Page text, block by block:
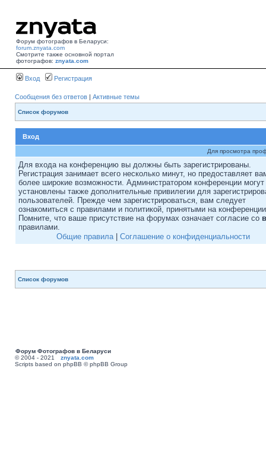
Форум фотографов в Беларуси:
forum.znyata.com
Смотрите также основной портал
фотографов: znyata.com
Вход Регистрация
Сообщения без ответов | Активные темы
Список форумов
Вход
Для просмотра
Для входа на конференцию вы должны быть зарегистрированы.
Регистрация занимает всего несколько минут, но предоставляет
более широкие возможности. Администратором конференции
установлены также дополнительные привилегии для
пользователей. Прежде чем зарегистрироваться, вам следует
ознакомиться с правилами и политикой, принятыми на
Помните, что ваше присутствие на форумах означает согласие со
правилами.
Общие правила| Соглашение о конфиденциальности
Список форумов
Форум Фотографов в Беларуси
© 2004 - 2021 znyata.com
Scripts based on phpBB © phpBB Group